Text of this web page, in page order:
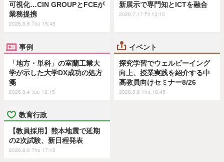
可視化…CIN GROUPとFCEが
業務提携
2026.8.6 Thu 15:45
新展示で専門知とICTを融合
2026.7.17 Fri 13:15
事例
「地方・単科」の室蘭工業大
学が示した大学DX成功の処方
箋
2026.8.4 Tue 12:15
イベント
探究学習でウェルビーイング
向上、授業実践を紹介する中
高教員向けセミナー8/26
2026.8.6 Thu 18:45
教育行政
【教員採用】熊本地震で延期
の2次試験、新日程発表
2026.8.6 Thu 17:15